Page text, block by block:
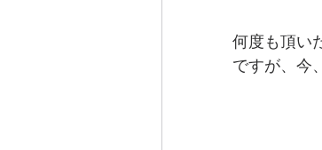
何度も頂い
ですが、今